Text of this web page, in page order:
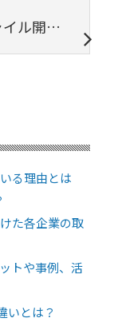
アジャイル開発とは？特徴やウォーターフォールとの違いなど徹底解説
る理由とは
た各企業の取
トや事例、活
いとは？